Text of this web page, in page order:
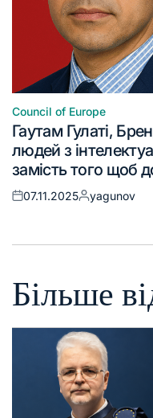
Council of Europe
Гаутам Гулаті,
людей з
замість того щоб
07.11.2025 yagunov
Більше